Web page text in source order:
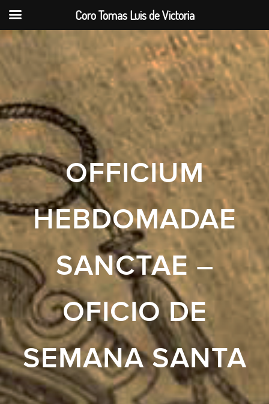
OFFICIUM
HEBDOMADAE
SANCTAE –
OFICIO DE
SEMANA SANTA
Coro Tomas Luis de Victoria